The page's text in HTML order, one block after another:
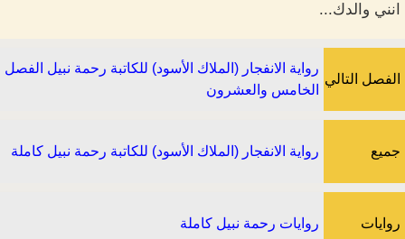
انني والدك...
الفصل التالي
رواية الانفجار (الملاك الأسود) للكاتبة رحمة نبيل الفصل
الخامس والعشرون
جميع
الفصول
رواية الانفجار (الملاك الأسود) للكاتبة رحمة نبيل كاملة
روايات روايات رحمة نبيل كاملة